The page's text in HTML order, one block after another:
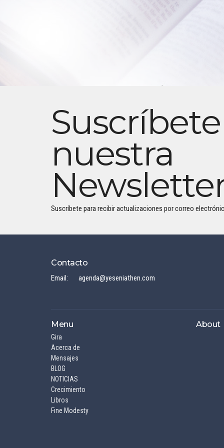
nuestra
Suscríbete para recibir actualizaciones por correo
Contacto
Email: agenda@yeseniathen.com
Menu
Gira
Acerca de
Mensajes
BLOG
NOTICIAS
Crecimiento
Libros
Fine Modesty
About